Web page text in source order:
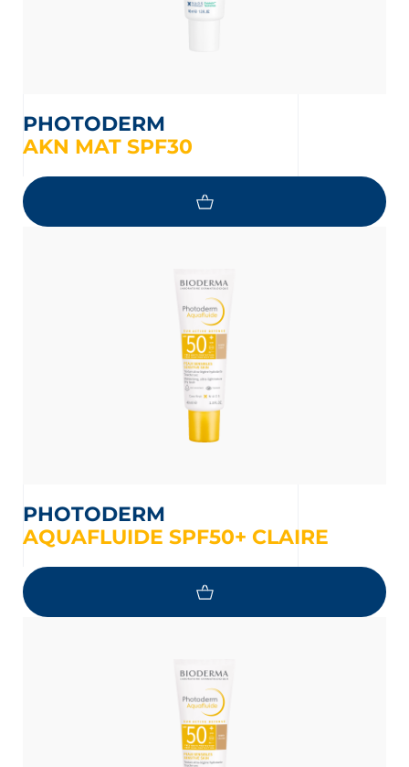
PHOTODERM
AKN MAT SPF30
PHOTODERM
AQUAFLUIDE SPF50+ CLAIRE